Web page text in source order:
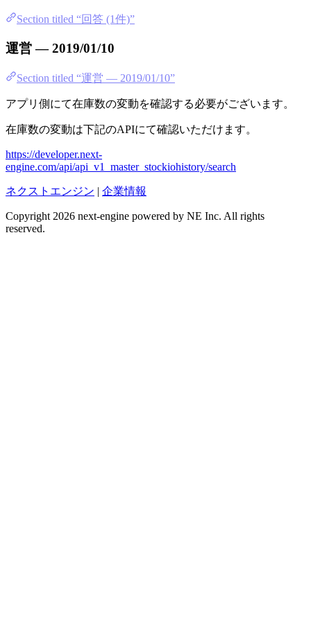
Section titled “回答 (1件)”
運営 — 2019/01/10
Section titled “運営 — 2019/01/10”
アプリ側にて在庫数の変動を確認する必要がございます。
在庫数の変動は下記のAPIにて確認いただけます。
https://developer.next-
engine.com/api/api_v1_master_stockiohistory/search
ネクストエンジン | 企業情報
Copyright 2026 next-engine powered by NE Inc. All rights
reserved.